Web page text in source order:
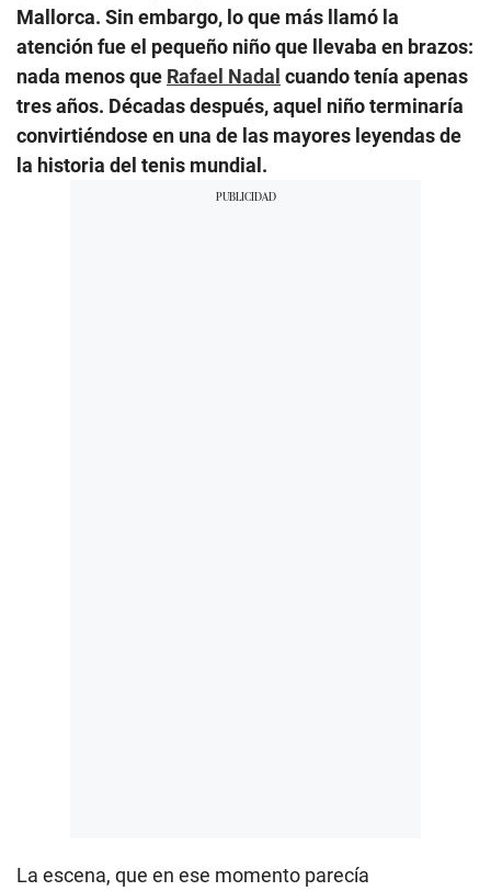
Mallorca. Sin embargo, lo que más llamó la
atención fue el pequeño niño que llevaba en brazos:
nada menos que Rafael Nadal cuando tenía apenas
tres años. Décadas después, aquel niño terminaría
convirtiéndose en una de las mayores leyendas de
la historia del tenis mundial.
La escena, que en ese momento parecía